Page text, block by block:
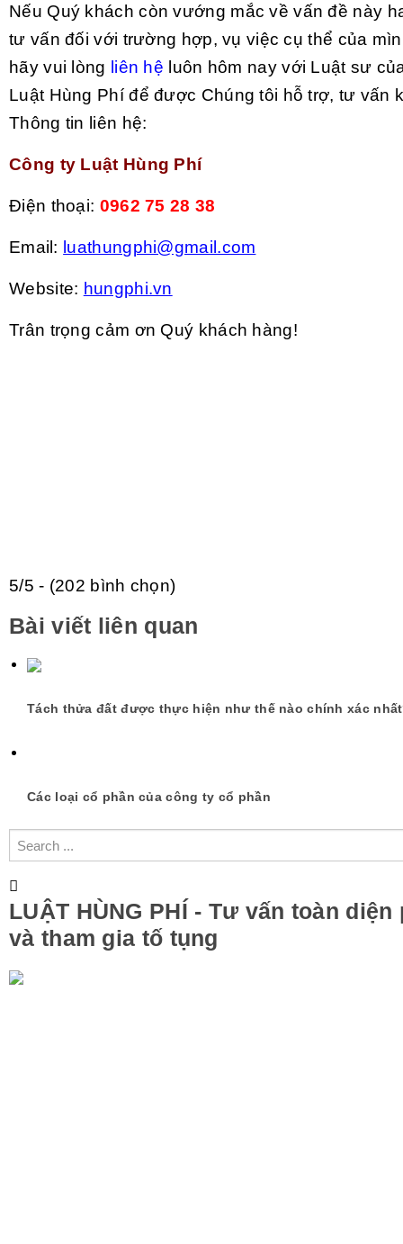
Nếu Quý khách còn vướng mắc về vấn đề này
tư vấn đối với trường hợp, vụ việc cụ thể của
hãy vui lòng liên hệ luôn hôm nay với Luật sư
Luật Hùng Phí để được Chúng tôi hỗ trợ, tư vấn
Thông tin liên hệ:
Công ty Luật Hùng Phí
Điện thoại: 0962 75 28 38
Email: luathungphi@gmail.com
Website: hungphi.vn
Trân trọng cảm ơn Quý khách hàng!
5/5 - (202 bình chọn)
Bài viết liên quan
Tách thửa đất được thực hiện như thế nào chính xác
Các loại cổ phần của công ty cổ phần
LUẬT HÙNG PHÍ - Tư vấn toàn diện
và tham gia tố tụng